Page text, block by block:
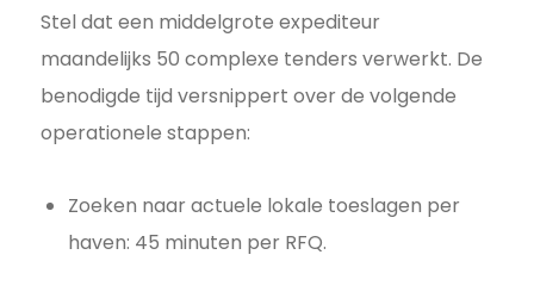
Stel dat een middelgrote expediteur
maandelijks 50 complexe tenders verwerkt. De
benodigde tijd versnippert over de volgende
operationele stappen:
Zoeken naar actuele lokale toeslagen per
haven: 45 minuten per RFQ.